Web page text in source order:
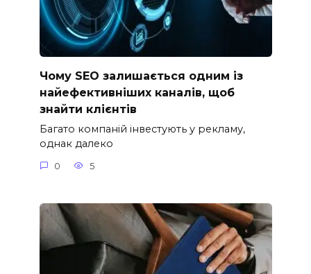
Чому SEO залишається одним із
найефективніших каналів, щоб
знайти клієнтів
Багато компаній інвестують у рекламу,
однак далеко
0 5